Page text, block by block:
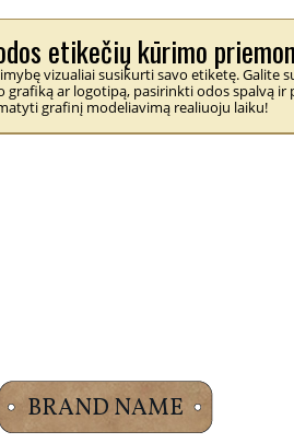
etikečių kūrimo
vizualiai susikurti savo etiketę. Galite
grafiką ar logotipą, pasirinkti odos spalvą ir
grafinį modeliavimą realiuoju laiku!